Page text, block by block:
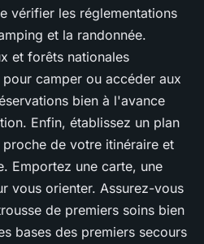
vérifier les réglementations
et la randonnée.
et forêts nationales
pour camper ou accéder aux
bien à l'avance
Enfin, établissez un plan
de votre itinéraire et
Emportez une carte, une
vous orienter. Assurez-vous
de premiers soins bien
bases des premiers secours